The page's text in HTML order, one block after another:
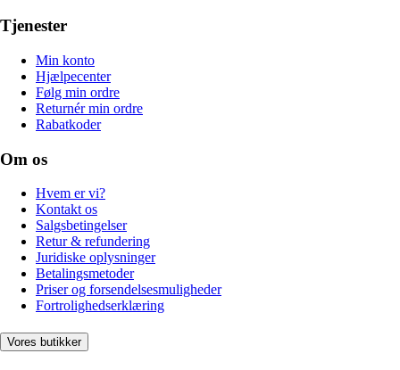
Tjenester
Min konto
Hjælpecenter
Følg min ordre
Returnér min ordre
Rabatkoder
Om os
Hvem er vi?
Kontakt os
Salgsbetingelser
Retur & refundering
Juridiske oplysninger
Betalingsmetoder
Priser og forsendelsesmuligheder
Fortrolighedserklæring
Vores butikker